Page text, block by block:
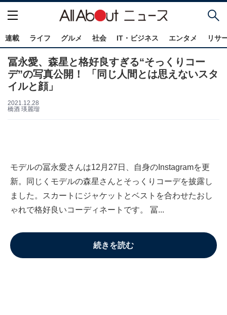
連載 ライフ グルメ 社会 IT・ビジネス エンタメ リサ
冨永愛、森星と格好良すぎる“そっくりコー
デ”の写真公開！ 「同じ人間とは思えないスタ
イルと顔」
2021.12.28
橋酒 瑛麗瑠
モデルの冨永愛さんは12月27日、自身のInstagramを更
新。同じくモデルの森星さんとそっくりコーデを披露し
ました。スカートにジャケットとベストを合わせたおし
ゃれで格好良いコーディネートです。 冨...
続きを読む